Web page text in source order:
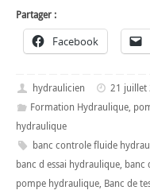
Partager :
Facebook
hydraulicien
21 juillet
Formation Hydraulique,
hydraulique
banc controle fluide
banc d essai hydraulique, banc
pompe hydraulique, Banc de